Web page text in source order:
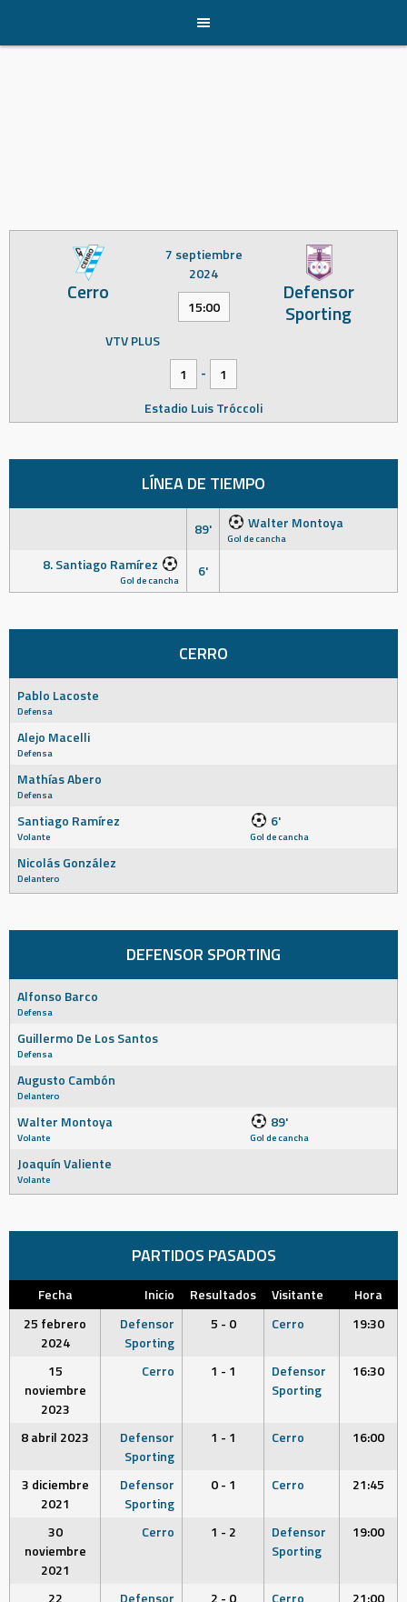
content
Cerro Defensor
Sporting
7 septiembre
2024
15:00
VTV PLUS
1
-
1
Estadio Luis Tróccoli
LÍNEA DE TIEMPO
89' Walter Montoya
Gol de cancha
8. Santiago Ramírez
Gol de cancha 6'
CERRO
Pablo Lacoste
Defensa
Alejo Macelli
Defensa
Mathías Abero
Defensa
Santiago Ramírez
Volante
6'
Gol de cancha
Nicolás González
Delantero
DEFENSOR SPORTING
Alfonso Barco
Defensa
Guillermo De Los Santos
Defensa
Augusto Cambón
Delantero
Walter Montoya
Volante
89'
Gol de cancha
Joaquín Valiente
Volante
PARTIDOS PASADOS
Fecha Inicio Resultados Visitante
Hora
25 febrero
2024
Defensor
Sporting
5 - 0 Cerro 19:30
15
noviembre
2023
Cerro 1 - 1
Defensor
Sporting
16:30
8 abril 2023
Defensor
Sporting
1 - 1 Cerro 16:00
3 diciembre
2021
Defensor
Sporting
0 - 1 Cerro 21:45
30
noviembre
2021
Cerro 1 - 2
Defensor
Sporting
19:00
22
Defensor
2 - 0 Cerro 21:00